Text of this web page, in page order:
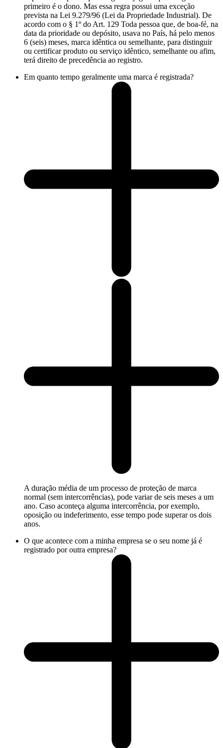
primeiro é o dono. Mas essa regra possui uma exceção
prevista na Lei 9.279/96 (Lei da Propriedade Industrial). De
acordo com o § 1º do Art. 129 Toda pessoa que, de boa-fé, na
data da prioridade ou depósito, usava no País, há pelo menos
6 (seis) meses, marca idêntica ou semelhante, para distinguir
ou certificar produto ou serviço idêntico, semelhante ou afim,
terá direito de precedência ao registro.
Em quanto tempo geralmente uma marca é registrada?
A duração média de um processo de proteção de marca
normal (sem intercorrências), pode variar de seis meses a um
ano. Caso aconteça alguma intercorrência, por exemplo,
oposição ou indeferimento, esse tempo pode superar os dois
anos.
O que acontece com a minha empresa se o seu nome já é
registrado por outra empresa?